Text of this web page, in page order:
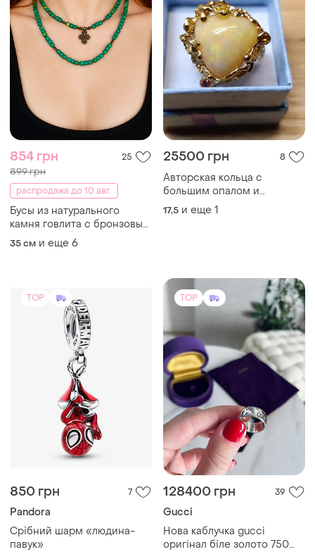
854 грн 25
899 грн
распродажа до 10 авг.
Бусы из натурального
камня говлита с бронзовым
крестиком ручной работы
украинское этническое
35 см и еще 6
25500 грн 8
Авторская кольца с
большим опалом и
сапфирами
17,5 и еще 1
TOP
850 грн 7
Pandora
Срібний шарм «людина-
павук»
TOP
128400 грн 39
Gucci
Нова каблучка gucci
оригінал біле золото 750